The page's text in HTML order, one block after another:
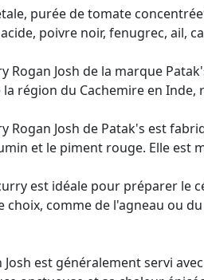
purée de tomate
poivre noir, fenugrec, ail,
Rogan Josh de la marque
région du Cachemire en Inde,
Rogan Josh de Patak's est
et le piment rouge. Elle est
est idéale pour préparer le
choix, comme de l'agneau ou
Josh est généralement servi